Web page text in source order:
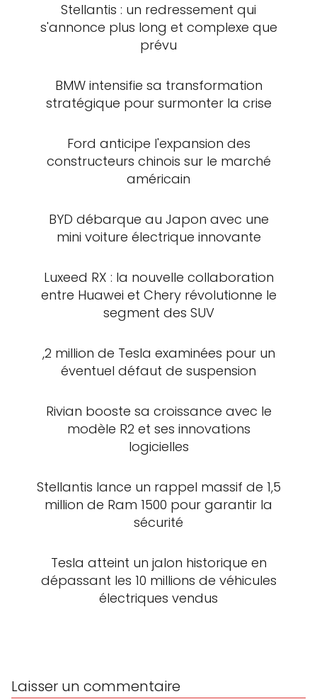
Stellantis : un redressement qui
s'annonce plus long et complexe que
prévu
BMW intensifie sa transformation
stratégique pour surmonter la crise
Ford anticipe l'expansion des
constructeurs chinois sur le marché
américain
BYD débarque au Japon avec une
mini voiture électrique innovante
Luxeed RX : la nouvelle collaboration
entre Huawei et Chery révolutionne le
segment des SUV
,2 million de Tesla examinées pour un
éventuel défaut de suspension
Rivian booste sa croissance avec le
modèle R2 et ses innovations
logicielles
Stellantis lance un rappel massif de 1,5
million de Ram 1500 pour garantir la
sécurité
Tesla atteint un jalon historique en
dépassant les 10 millions de véhicules
électriques vendus
Laisser un commentaire